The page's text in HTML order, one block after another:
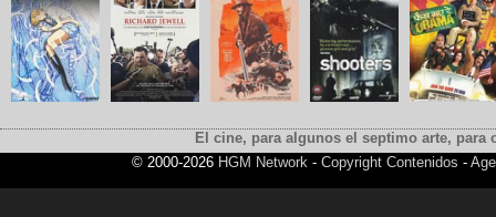
El cine, para algunos el septimo arte,
© 2000-2026 HGM Network- Copyright Contenidos -